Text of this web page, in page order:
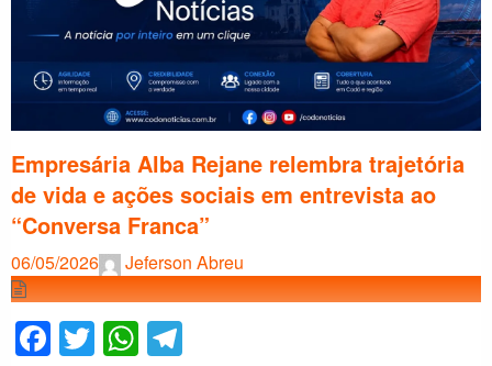
Empresária Alba Rejane relembra trajetória
de vida e ações sociais em entrevista ao
“Conversa Franca”
06/05/2026 Jeferson Abreu
Facebook
TwitterWhatsApp